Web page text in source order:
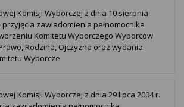
Komisji Wyborczej z dnia 10 sierpnia
przyjęcia zawiadomienia pełnomocnika
Komitetu Wyborczego Wyborców
Rodzina, Ojczyzna oraz wydania
Wyborcze
Komisji Wyborczej z dnia 29 lipca 2004 r.